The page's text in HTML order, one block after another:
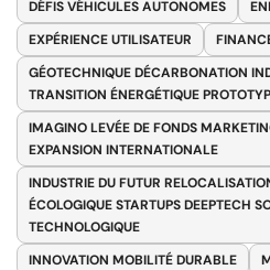
DÉFIS VÉHICULES AUTONOMES
EXPÉRIENCE UTILISATEUR
GÉOTECHNIQUE DÉCARBONATION
TRANSITION ÉNERGÉTIQUE
IMAGINO LEVÉE DE FONDS
EXPANSION INTERNATIONALE
INDUSTRIE DU FUTUR
ÉCOLOGIQUE STARTUPS DEEPTECH
TECHNOLOGIQUE
INNOVATION MOBILITÉ DURABLE